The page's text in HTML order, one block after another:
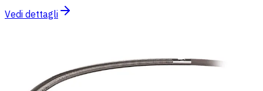
Vedi dettagli